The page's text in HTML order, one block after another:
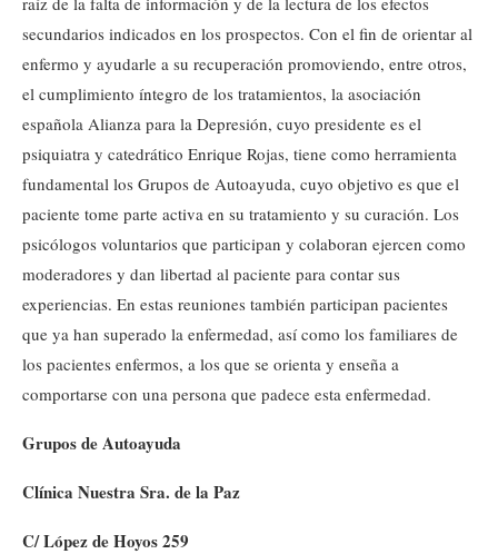
secundarios indicados en los prospectos. Con el fin de orientar al
enfermo y ayudarle a su recuperación promoviendo, entre otros,
el cumplimiento íntegro de los tratamientos, la asociación
española Alianza para la Depresión, cuyo presidente es el
psiquiatra y catedrático Enrique Rojas, tiene como herramienta
fundamental los Grupos de Autoayuda, cuyo objetivo es que el
paciente tome parte activa en su tratamiento y su curación. Los
psicólogos voluntarios que participan y colaboran ejercen como
moderadores y dan libertad al paciente para contar sus
experiencias. En estas reuniones también participan pacientes
que ya han superado la enfermedad, así como los familiares de
los pacientes enfermos, a los que se orienta y enseña a
comportarse con una persona que padece esta enfermedad.
Grupos de Autoayuda
Clínica Nuestra Sra. de la Paz
C/ López de Hoyos 259